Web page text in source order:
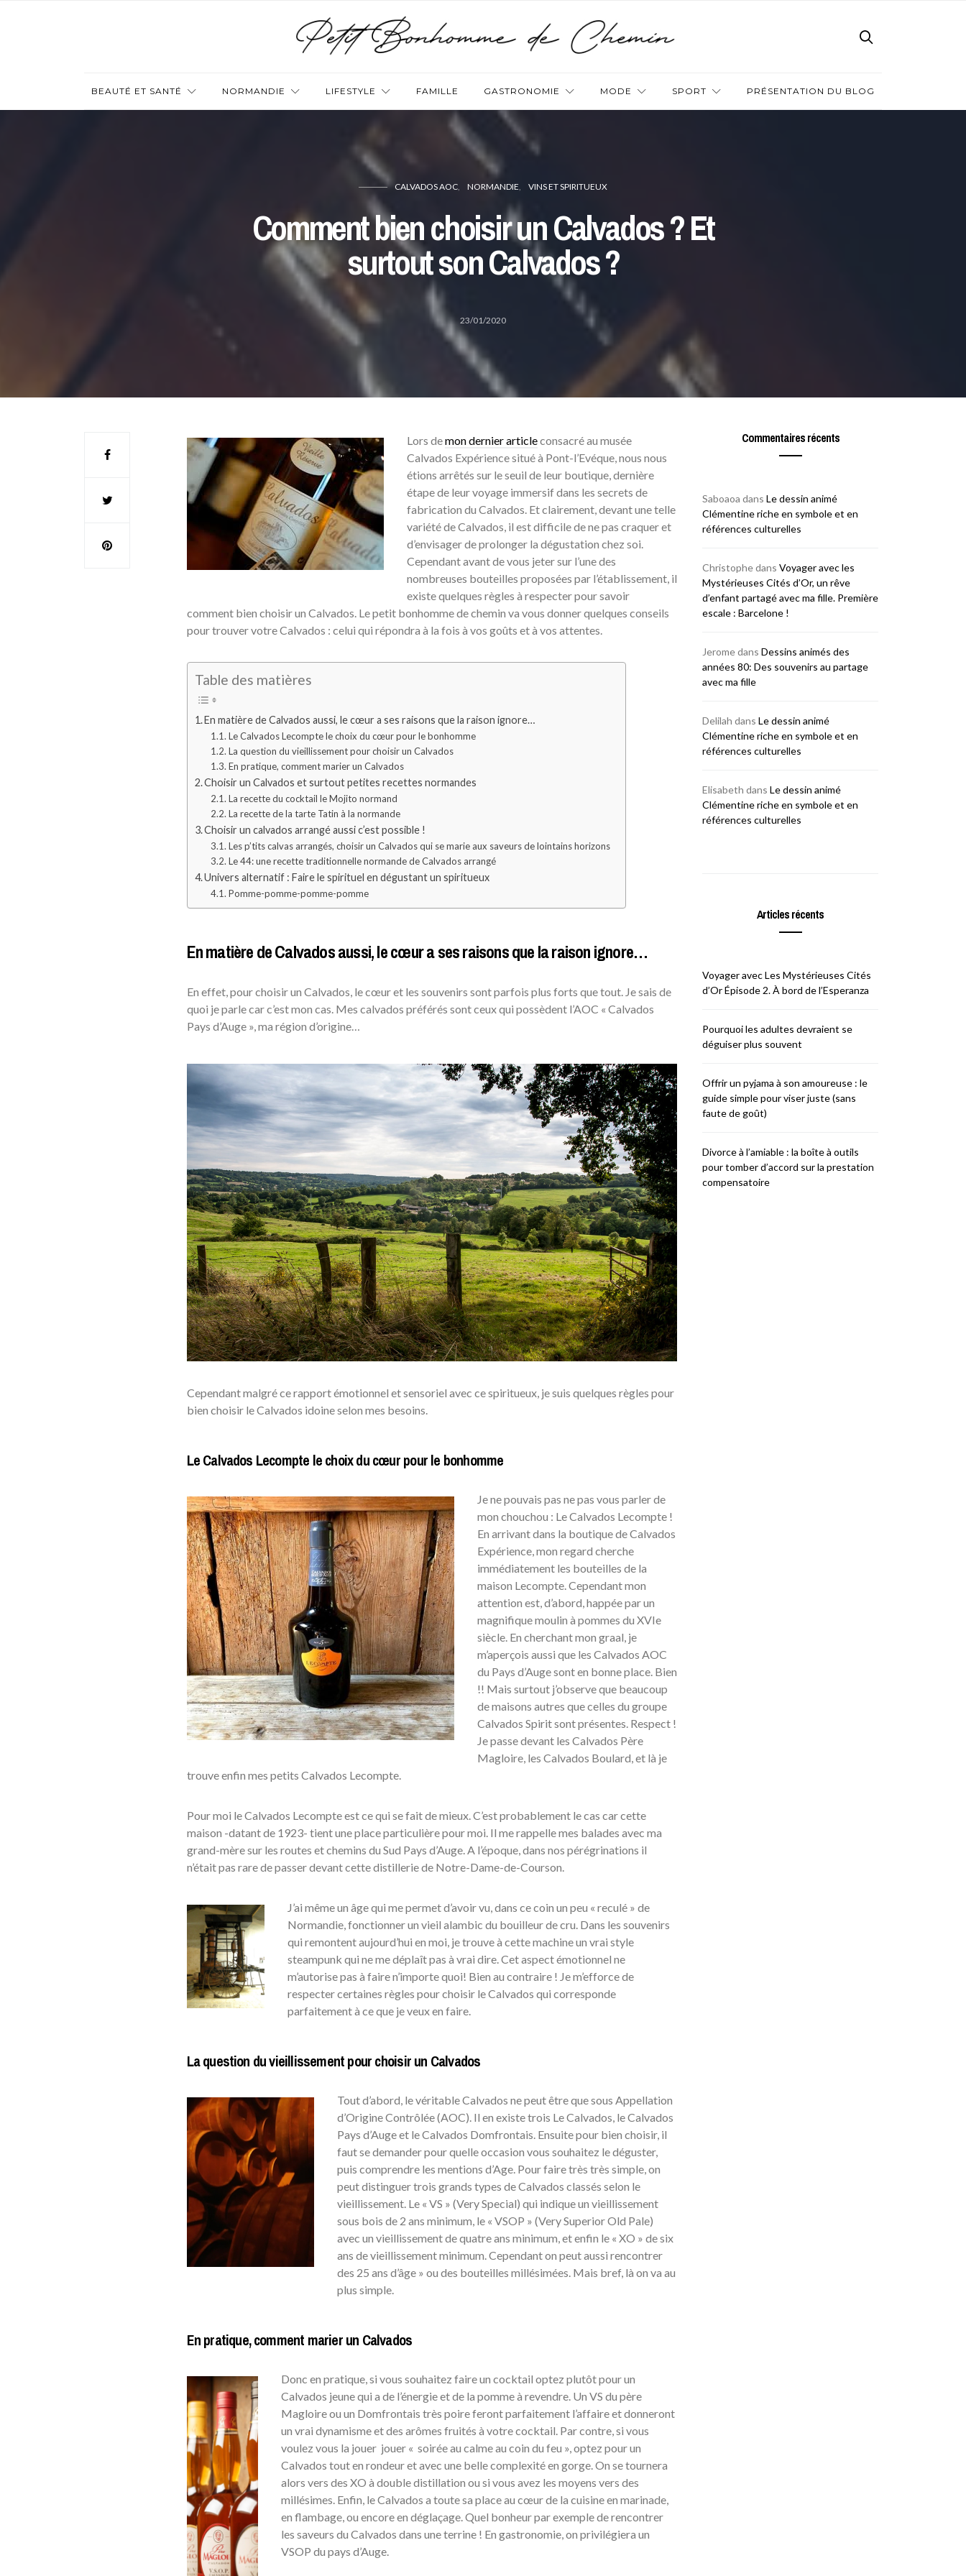
BEAUTÉ ET SANTÉ NORMANDIE LIFESTYLE FAMILLE GASTRONOMIE MODE SPORT PRÉSENTATION DU BLOG
CALVADOS AOC NORMANDIE VINS ET SPIRITUEUX
Comment bien choisir un Calvados ? Et
surtout son Calvados ?
23/01/2020
Lors demon dernier articleconsacré au musée
Calvados Expérience situé à Pont-l’Evéque, nous nous
étions arrêtés sur le seuil de leur boutique, dernière
étape de leur voyage immersif dans les secrets de
fabrication du Calvados. Et clairement, devant une telle
variété de Calvados, il est difficile de ne pas craquer et
d’envisager de prolonger la dégustation chez soi.
Cependant avant de vous jeter sur l’une des
nombreuses bouteilles proposées par l’établissement, il
existe quelques règles à respecter pour savoir
comment bien choisir un Calvados. Le petit bonhomme de chemin va vous donner quelques conseils
pour trouver votre Calvados : celui qui répondra à la fois à vos goûts et à vos attentes.
Table des matières
En matière de Calvados aussi, le cœur a ses raisons que la raison ignore…
Le Calvados Lecompte le choix du cœur pour le bonhomme
La question du vieillissement pour choisir un Calvados
En pratique, comment marier un Calvados
Choisir un Calvados et surtout petites recettes normandes
La recette du cocktail le Mojito normand
La recette de la tarte Tatin à la normande
Choisir un calvados arrangé aussi c’est possible !
Les p’tits calvas arrangés, choisir un Calvados qui se marie aux saveurs de lointains horizons
Le 44: une recette traditionnelle normande de Calvados arrangé
Univers alternatif : Faire le spirituel en dégustant un spiritueux
Pomme-pomme-pomme-pomme
En matière de Calvados aussi, le cœur a ses raisons que la raison ignore…
En effet, pour choisir un Calvados, le cœur et les souvenirs sont parfois plus forts que tout. Je sais de
quoi je parle car c’est mon cas. Mes calvados préférés sont ceux qui possèdent l’AOC « Calvados
Pays d’Auge », ma région d’origine…
Cependant malgré ce rapport émotionnel et sensoriel avec ce spiritueux, je suis quelques règles pour
bien choisir le Calvados idoine selon mes besoins.
Le Calvados Lecompte le choix du cœur pour le bonhomme
Je ne pouvais pas ne pas vous parler de
mon chouchou : Le Calvados Lecompte !
En arrivant dans la boutique de Calvados
Expérience, mon regard cherche
immédiatement les bouteilles de la
maison Lecompte. Cependant mon
attention est, d’abord, happée par un
magnifique moulin à pommes du XVIe
siècle. En cherchant mon graal, je
m’aperçois aussi que les Calvados AOC
du Pays d’Auge sont en bonne place. Bien
!! Mais surtout j’observe que beaucoup
de maisons autres que celles du groupe
Calvados Spirit sont présentes. Respect !
Je passe devant les Calvados Père
Magloire, les Calvados Boulard, et là je
trouve enfin mes petits Calvados Lecompte.
Pour moi le Calvados Lecompte est ce qui se fait de mieux. C’est probablement le cas car cette
maison -datant de 1923- tient une place particulière pour moi. Il me rappelle mes balades avec ma
grand-mère sur les routes et chemins du Sud Pays d’Auge. A l’époque, dans nos pérégrinations il
n’était pas rare de passer devant cette distillerie de Notre-Dame-de-Courson.
J’ai même un âge qui me permet d’avoir vu, dans ce coin un peu « reculé » de
Normandie, fonctionner un vieil alambic du bouilleur de cru. Dans les souvenirs
qui remontent aujourd’hui en moi, je trouve à cette machine un vrai style
steampunk qui ne me déplaît pas à vrai dire. Cet aspect émotionnel ne
m’autorise pas à faire n’importe quoi! Bien au contraire ! Je m’efforce de
respecter certaines règles pour choisir le Calvados qui corresponde
parfaitement à ce que je veux en faire.
La question du vieillissement pour choisir un Calvados
Tout d’abord, le véritable Calvados ne peut être que sous Appellation
d’Origine Contrôlée (AOC). Il en existe trois Le Calvados, le Calvados
Pays d’Auge et le Calvados Domfrontais. Ensuite pour bien choisir, il
faut se demander pour quelle occasion vous souhaitez le déguster,
puis comprendre les mentions d’Age. Pour faire très très simple, on
peut distinguer trois grands types de Calvados classés selon le
vieillissement. Le « VS » (Very Special) qui indique un vieillissement
sous bois de 2 ans minimum, le « VSOP » (Very Superior Old Pale)
avec un vieillissement de quatre ans minimum, et enfin le « XO » de six
ans de vieillissement minimum. Cependant on peut aussi rencontrer
des 25 ans d’âge » ou des bouteilles millésimées. Mais bref, là on va au
plus simple.
En pratique, comment marier un Calvados
Donc en pratique, si vous souhaitez faire un cocktail optez plutôt pour un
Calvados jeune qui a de l’énergie et de la pomme à revendre. Un VS du père
Magloire ou un Domfrontais très poire feront parfaitement l’affaire et donneront
un vrai dynamisme et des arômes fruités à votre cocktail. Par contre, si vous
voulez vous la jouer jouer « soirée au calme au coin du feu », optez pour un
Calvados tout en rondeur et avec une belle complexité en gorge. On se tournera
alors vers des XO à double distillation ou si vous avez les moyens vers des
millésimes. Enfin, le Calvados a toute sa place au cœur de la cuisine en marinade,
en flambage, ou encore en déglaçage. Quel bonheur par exemple de rencontrer
les saveurs du Calvados dans une terrine ! En gastronomie, on privilégiera un
VSOP du pays d’Auge.
Commentaires récents
Saboaoa dans Le dessin animé
Clémentine riche en symbole et en
références culturelles
Christophedans Voyager avec les
Mystérieuses Cités d’Or, un rêve
d’enfant partagé avec ma fille. Première
escale : Barcelone !
Jeromedans Dessins animés des
années 80: Des souvenirs au partage
avec ma fille
Delilah dans Le dessin animé
Clémentine riche en symbole et en
références culturelles
Elisabeth dans Le dessin animé
Clémentine riche en symbole et en
références culturelles
Articles récents
Voyager avec Les Mystérieuses Cités
d’Or Épisode 2. À bord de l’Esperanza
Pourquoi les adultes devraient se
déguiser plus souvent
Offrir un pyjama à son amoureuse : le
guide simple pour viser juste (sans
faute de goût)
Divorce à l’amiable : la boîte à outils
pour tomber d’accord sur la prestation
compensatoire